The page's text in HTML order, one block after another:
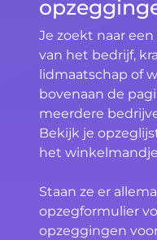
Je zoekt naar
van het bedrijf,
lidmaatschap of
bovenaan de
meerdere
Bekijk je
het
Staan ze er
opzegformulier
opzeggingen